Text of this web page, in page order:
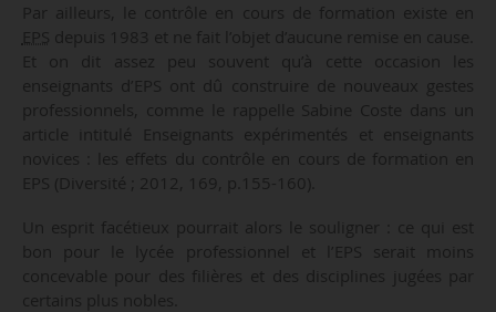
Par ailleurs, le contrôle en cours de formation existe en
EPS depuis 1983 et ne fait l’objet d’aucune remise en cause.
Et on dit assez peu souvent qu’à cette occasion les
enseignants d’EPS ont dû construire de nouveaux gestes
professionnels, comme le rappelle Sabine Coste dans un
article intitulé Enseignants expérimentés et enseignants
novices : les effets du contrôle en cours de formation en
EPS (Diversité ; 2012, 169, p.155-160).
Un esprit facétieux pourrait alors le souligner : ce qui est
bon pour le lycée professionnel et l’EPS serait moins
concevable pour des filières et des disciplines jugées par
certains plus nobles.